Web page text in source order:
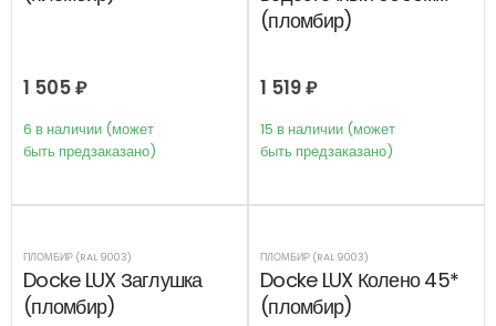
1 505₽
6 в наличии (может
быть предзаказано)
(пломбир)
1 519₽
15 в наличии (может
быть предзаказано)
ПЛОМБИР (RAL 9003)
Docke LUX Заглушка
(пломбир)
ПЛОМБИР (RAL 9003)
Docke LUX Колено 45*
(пломбир)